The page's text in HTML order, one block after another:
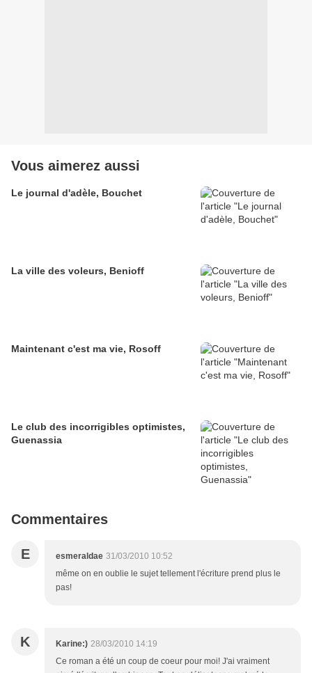
Vous aimerez aussi
Le journal d'adèle, Bouchet
La ville des voleurs, Benioff
Maintenant c'est ma vie, Rosoff
Le club des incorrigibles optimistes,
Guenassia
Commentaires
E esmeraldae 31/03/2010 10:52
même on en oublie le sujet tellement l'écriture prend plus le
pas!
K Karine:) 28/03/2010 14:19
Ce roman a été un coup de coeur pour moi! J'ai vraiment